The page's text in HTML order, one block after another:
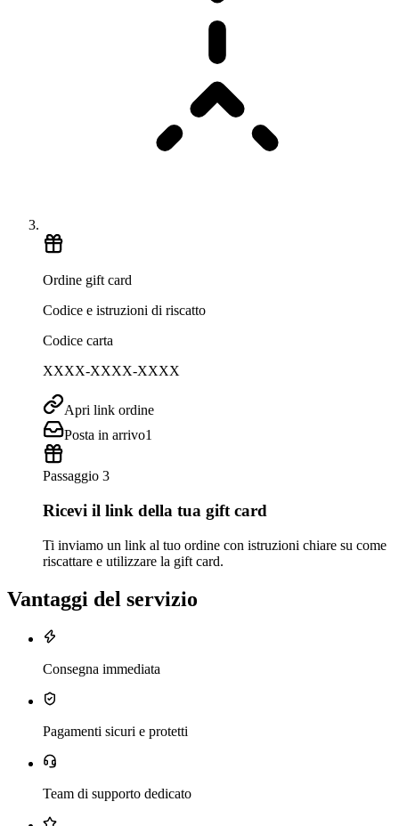
Ordine gift card
Codice e istruzioni di riscatto
Codice carta
XXXX-XXXX-XXXX
Apri link ordine
Posta in arrivo1
Passaggio 3
Ricevi il link della tua gift card
Ti inviamo un link al tuo ordine con istruzioni chiare su come
riscattare e utilizzare la gift card.
Vantaggi del servizio
Consegna immediata
Pagamenti sicuri e protetti
Team di supporto dedicato